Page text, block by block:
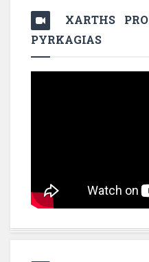
XARTHS
PYRKAGIAS